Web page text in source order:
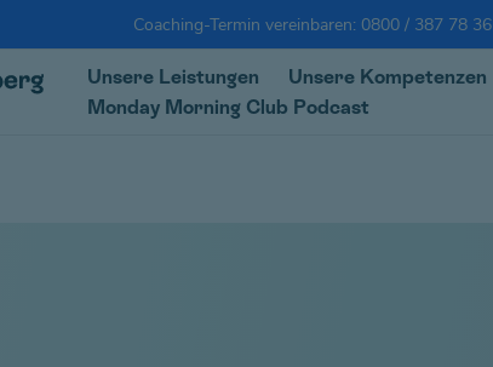
Coaching-Termin vereinbaren: 0800 / 387 78 36
Unsere Leistungen Unsere Kompetenzen
Monday Morning Club Podcast